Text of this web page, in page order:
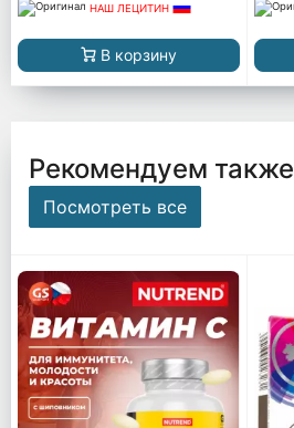
НАШ ЛЕЦИТИН
В корзину
Рекомендуем также
Посмотреть все